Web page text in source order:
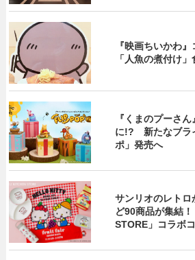
『映画ちいかわ
「人魚の煮付け
『くまのプーさ
に!? 新たなブラ
ポ」発売へ
サンリオのレト
ど90商品が集結
STORE」コラボ